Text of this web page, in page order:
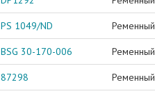
PS 1049/ND
BSG 30-170-006
87298